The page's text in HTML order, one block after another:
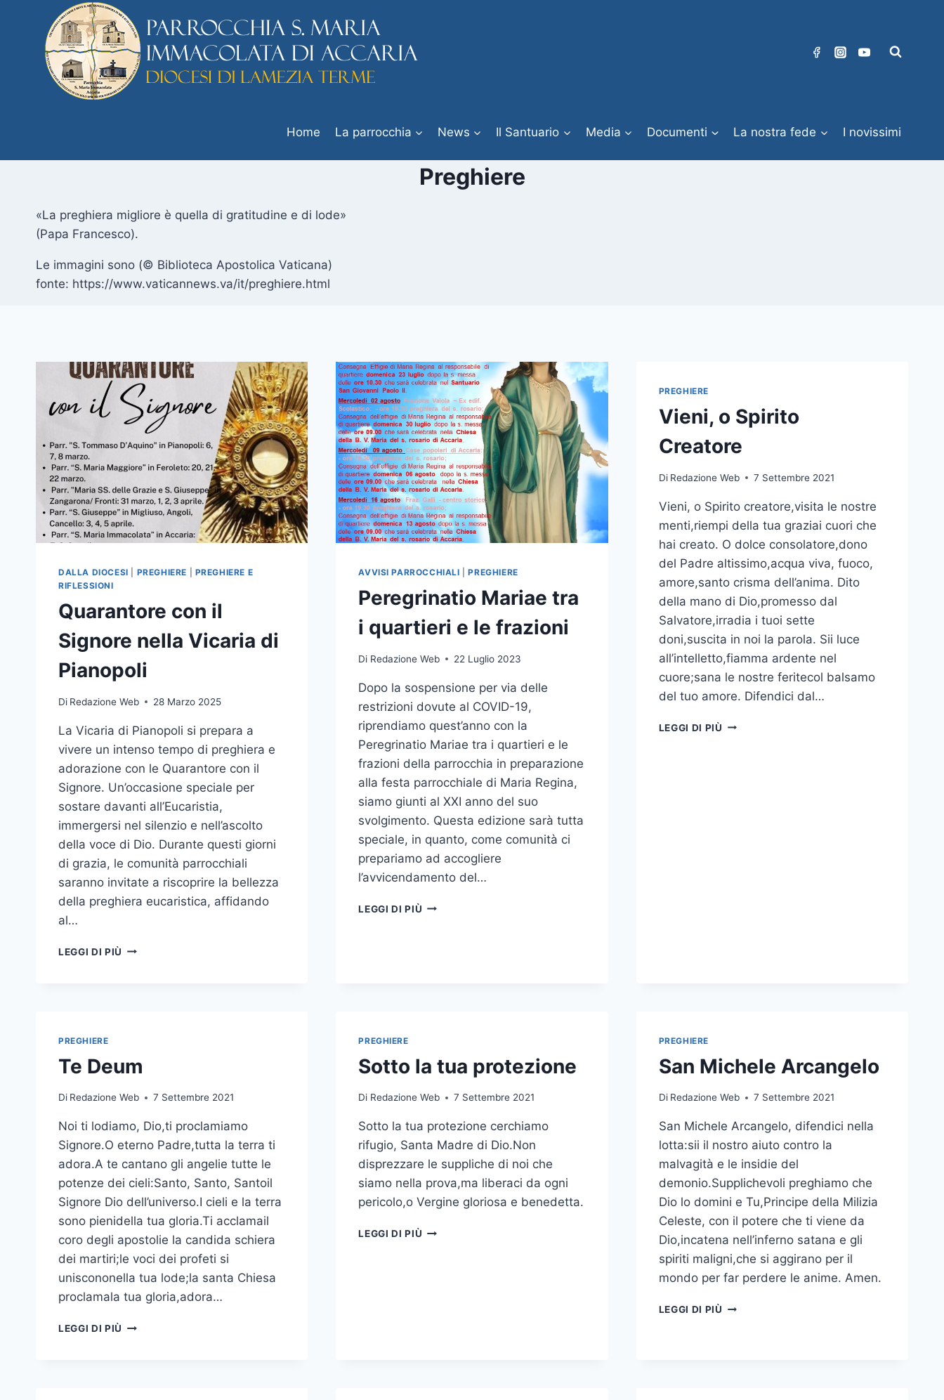
Home La parrocchia News Il Santuario Media Documenti La nostra fede I novissimi
Preghiere
«La preghiera migliore è quella di gratitudine e di lode»
(Papa Francesco).
Le immagini sono (© Biblioteca Apostolica Vaticana)
fonte: https://www.vaticannews.va/it/preghiere.html
DALLA DIOCESI PREGHIERE
PREGHIERE E
RIFLESSIONI
Quarantore con il
Signore nella Vicaria di
Pianopoli
Di Redazione Web 28 Marzo 2025
La Vicaria di Pianopoli si prepara a
vivere un intenso tempo di preghiera e
adorazione con le Quarantore con il
Signore. Un’occasione speciale per
sostare davanti all’Eucaristia,
immergersi nel silenzio e nell’ascolto
della voce di Dio. Durante questi giorni
di grazia, le comunità parrocchiali
saranno invitate a riscoprire la bellezza
della preghiera eucaristica, affidando
al…
LEGGI DI PIÙ
AVVISI PARROCCHIALI |PREGHIERE
Peregrinatio Mariae tra
i quartieri e le frazioni
Di Redazione Web 22 Luglio 2023
Dopo la sospensione per via delle
restrizioni dovute al COVID-19,
riprendiamo quest’anno con la
Peregrinatio Mariae tra i quartieri e le
frazioni della parrocchia in preparazione
alla festa parrocchiale di Maria Regina,
siamo giunti al XXI anno del suo
svolgimento. Questa edizione sarà tutta
speciale, in quanto, come comunità ci
prepariamo ad accogliere
l’avvicendamento del…
LEGGI DI PIÙ
PREGHIERE
Vieni, o Spirito
Creatore
Di Redazione Web 7 Settembre 2021
Vieni, o Spirito creatore,visita le nostre
menti,riempi della tua graziai cuori che
hai creato. O dolce consolatore,dono
del Padre altissimo,acqua viva, fuoco,
amore,santo crisma dell’anima. Dito
della mano di Dio,promesso dal
Salvatore,irradia i tuoi sette
doni,suscita in noi la parola. Sii luce
all’intelletto,fiamma ardente nel
cuore;sana le nostre feritecol balsamo
del tuo amore. Difendici dal…
LEGGI DI PIÙ
PREGHIERE
Te Deum
Di Redazione Web 7 Settembre 2021
Noi ti lodiamo, Dio,ti proclamiamo
Signore.O eterno Padre,tutta la terra ti
adora.A te cantano gli angelie tutte le
potenze dei cieli:Santo, Santo, Santoil
Signore Dio dell’universo.I cieli e la terra
sono pienidella tua gloria.Ti acclamail
coro degli apostolie la candida schiera
dei martiri;le voci dei profeti si
uniscononella tua lode;la santa Chiesa
proclamala tua gloria,adora…
LEGGI DI PIÙ
PREGHIERE
Sotto la tua protezione
Di Redazione Web 7 Settembre 2021
Sotto la tua protezione cerchiamo
rifugio, Santa Madre di Dio.Non
disprezzare le suppliche di noi che
siamo nella prova,ma liberaci da ogni
pericolo,o Vergine gloriosa e benedetta.
LEGGI DI PIÙ
PREGHIERE
San Michele Arcangelo
Di Redazione Web 7 Settembre 2021
San Michele Arcangelo, difendici nella
lotta:sii il nostro aiuto contro la
malvagità e le insidie del
demonio.Supplichevoli preghiamo che
Dio lo domini e Tu,Principe della Milizia
Celeste, con il potere che ti viene da
Dio,incatena nell’inferno satana e gli
spiriti maligni,che si aggirano per il
mondo per far perdere le anime. Amen.
LEGGI DI PIÙ